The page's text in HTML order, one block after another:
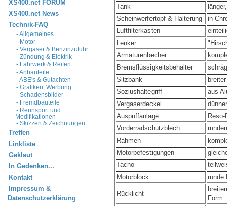
Tank
Scheinwerfertopf & Halterung
in
Luftfilterkasten
Lenker
Armaturenbecher
Bremsflüssigkeitsbehälter
Sitzbank
Soziushaltegriff
aus
Vergaserdeckel
Auspuffanlage
Vorderradschutzblech
Rahmen
Motorbefestigungen
Tacho
Motorblock
runde
Rücklicht
Form
XS400.net FORUM
XS400.net News
Technik-FAQ
- Allgemeines
- Motor
- Vergaser & Benzinzufuhr
- Zündung & Elektrik
- Fahrwerk & Reifen
- Anbauteile
- ABE's & Gutachten
- Grafiken, Werbung...
- Schadensbilder
- Fremdbauteile
- Rennsport und
Modifikationen
- Skizzen & Zeichnungen
Treffen
Linkliste
Geklaut
In Gedenken...
Kontakt
Impressum &
Datenschutzerklärung